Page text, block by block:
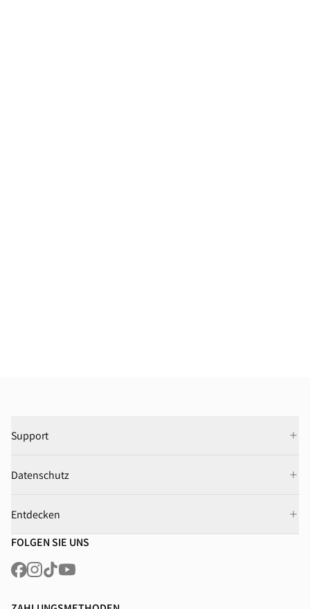
Support
Datenschutz
Entdecken
FOLGEN SIE UNS